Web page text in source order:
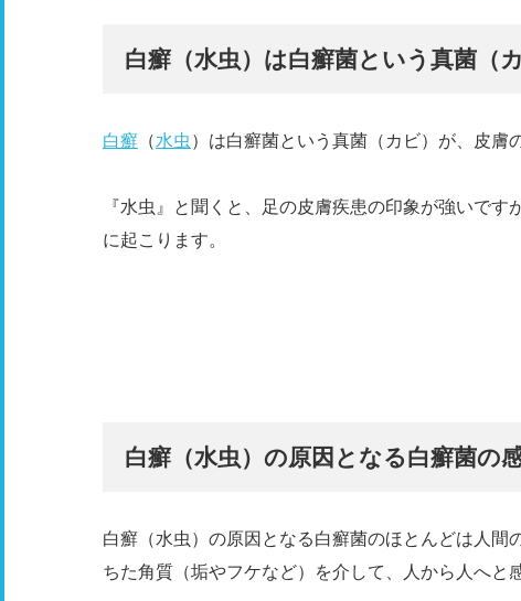
白癬（水虫）は白癬菌という真菌（
白癬 （水虫 ）は白癬菌という真菌（カビ）が、皮膚
『水虫』と聞くと、足の皮膚疾患の印象が強いで
に起こります。
白癬（水虫）の原因となる白癬菌の
白癬（水虫）の原因となる白癬菌のほとんどは人
ちた角質（垢やフケなど）を介して、人から人へと